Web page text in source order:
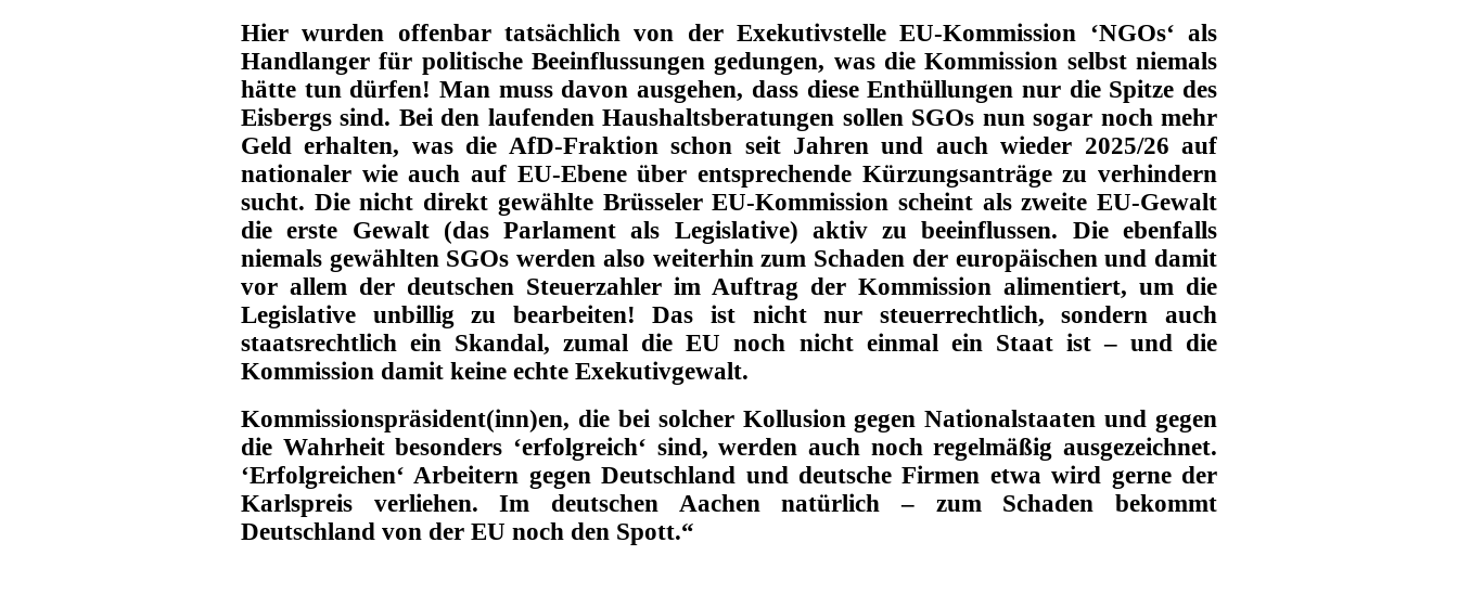
Hier wurden offenbar tatsächlich von der Exekutivstelle EU-Kommission ‘NGOs‘ als
Handlanger für politische Beeinflussungen gedungen, was die Kommission selbst niemals
hätte tun dürfen! Man muss davon ausgehen, dass diese Enthüllungen nur die Spitze des
Eisbergs sind. Bei den laufenden Haushaltsberatungen sollen SGOs nun sogar noch mehr
Geld erhalten, was die AfD-Fraktion schon seit Jahren und auch wieder 2025/26 auf
nationaler wie auch auf EU-Ebene über entsprechende Kürzungsanträge zu verhindern
sucht. Die nicht direkt gewählte Brüsseler EU-Kommission scheint als zweite EU-Gewalt
die erste Gewalt (das Parlament als Legislative) aktiv zu beeinflussen. Die ebenfalls
niemals gewählten SGOs werden also weiterhin zum Schaden der europäischen und damit
vor allem der deutschen Steuerzahler im Auftrag der Kommission alimentiert, um die
Legislative unbillig zu bearbeiten! Das ist nicht nur steuerrechtlich, sondern auch
staatsrechtlich ein Skandal, zumal die EU noch nicht einmal ein Staat ist – und die
Kommission damit keine echte Exekutivgewalt.
Kommissionspräsident(inn)en, die bei solcher Kollusion gegen Nationalstaaten und gegen
die Wahrheit besonders ‘erfolgreich‘ sind, werden auch noch regelmäßig ausgezeichnet.
‘Erfolgreichen‘ Arbeitern gegen Deutschland und deutsche Firmen etwa wird gerne der
Karlspreis verliehen. Im deutschen Aachen natürlich – zum Schaden bekommt
Deutschland von der EU noch den Spott.“